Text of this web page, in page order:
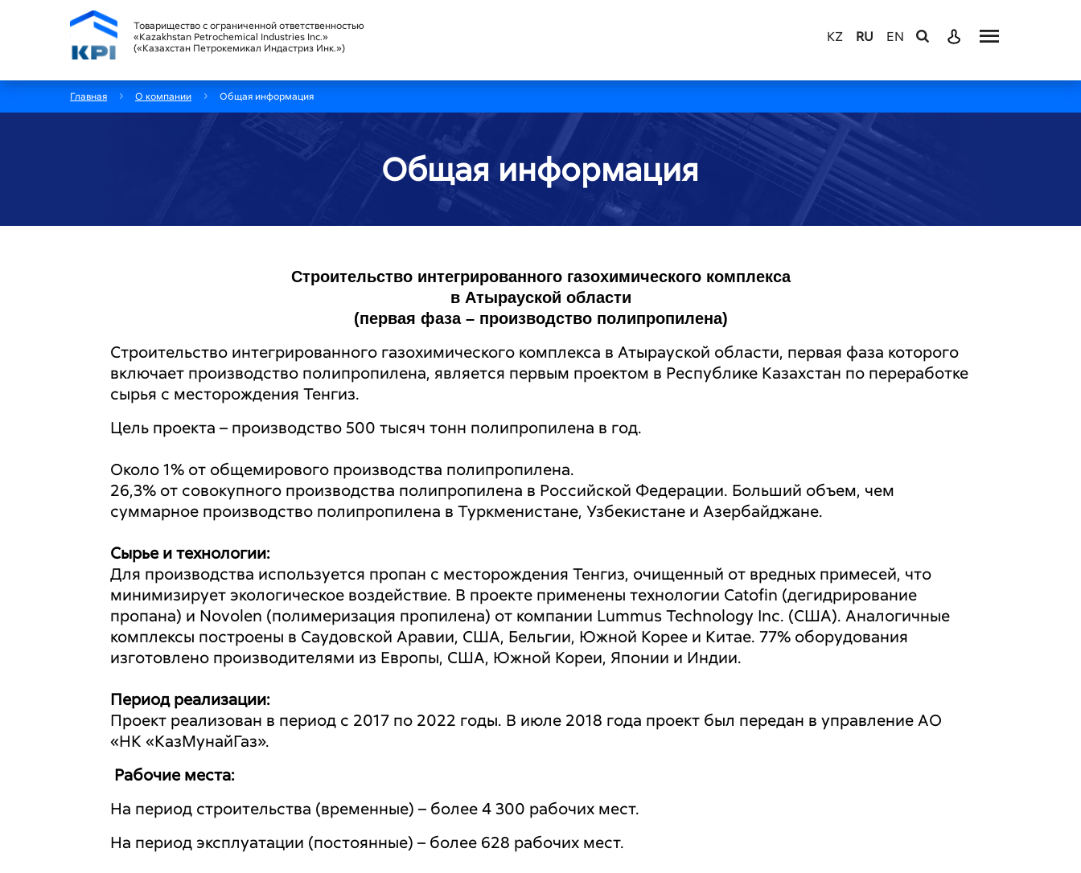
Товарищество с ограниченной ответственностью
«Kazakhstan Petrochemical Industries Inc.»
(«Казахстан Петрокемикал Индастриз Инк.»)
KZ RU EN
Главная О компании Общая информация
Общая информация
Строительство интегрированного газохимического комплекса
в Атырауской области
(первая фаза – производство полипропилена)
Строительство интегрированного газохимического комплекса в Атырауской области, первая фаза которого
включает производство полипропилена, является первым проектом в Республике Казахстан по переработке
сырья с месторождения Тенгиз.
Цель проекта – производство 500 тысяч тонн полипропилена в год.
Около 1% от общемирового производства полипропилена.
26,3% от совокупного производства полипропилена в Российской Федерации. Больший объем, чем
суммарное производство полипропилена в Туркменистане, Узбекистане и Азербайджане.
Сырье и технологии:
Для производства используется пропан с месторождения Тенгиз, очищенный от вредных примесей, что
минимизирует экологическое воздействие. В проекте применены технологии Catofin (дегидрирование
пропана) и Novolen (полимеризация пропилена) от компании Lummus Technology Inc. (США). Аналогичные
комплексы построены в Саудовской Аравии, США, Бельгии, Южной Корее и Китае. 77% оборудования
изготовлено производителями из Европы, США, Южной Кореи, Японии и Индии.
Период реализации:
Проект реализован в период с 2017 по 2022 годы. В июле 2018 года проект был передан в управление АО
«НК «КазМунайГаз».
Рабочие места:
На период строительства (временные) – более 4 300 рабочих мест.
На период эксплуатации (постоянные) – более 628 рабочих мест.